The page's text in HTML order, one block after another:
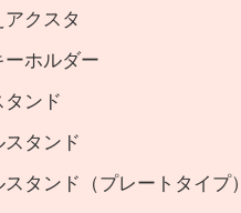
クスタ
ーホルダー
タンド
スタンド
タンド（プレートタイプ）